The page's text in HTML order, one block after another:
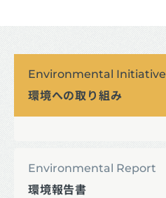
Environmental Initiative
環境への取り組み
Environmental Report
環境報告書